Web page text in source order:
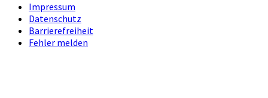
Impressum
Datenschutz
Barrierefreiheit
Fehler melden